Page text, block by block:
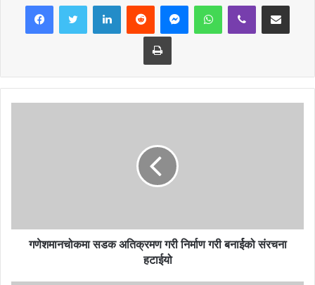
आदिकवि भानुभक्त क्याम्पसका क्याम्पस प्रमुख महाप्रसाद हड्खले निर्मल माविका
प्रधानध्यापक गणेशचन्द्र बस्नेत, नेका व्यास नगर सभापति सुर्यचन्द्र हडखले,
स्थानीय समाजसेवी केशबहादुर सुनार, शिक्षक अभिभावक संघका अध्यक्ष मिनबहादुर
चदारो, उदय माविका प्रधानध्यापक रोहिणीराज पौडेले लगायतले शिक्षाको गुणस्तरमा
विभागिय प्रमुख पूर्व शिक्षक शंकरराज नहर्कीलाई विद्यालयको शैक्षिक भौतिक एवं
उक्त कार्यक्रममा विद्यालय गेटको पुन निर्माणको लागि स्वर्गिय रुद्र बहादुर दरैकी
धर्मपत्नी विष्णुमाया दरै र छोरा वेन बहादुर दरै, बुहारी अम्बिका दरै, छोरी इन्दु दरै र
Print
गणेशमानचोकमा सडक अतिक्रमण गरी निर्माण गरी बनार्ईको संरचना
हटाईयो